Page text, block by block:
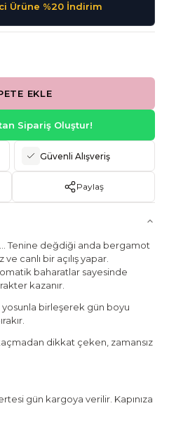
Ürüne %20 İndirim
EKLE
Sipariş Oluştur!
Güvenli Alışveriş
Paylaş
Tenine değdiği anda bergamot
canlı bir açılış yapar.
baharatlar sayesinde
kazanır.
birleşerek gün boyu
dikkat çeken, zamansız
gün kargoya verilir. Kapınıza